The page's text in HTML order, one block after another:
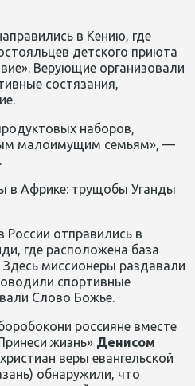
в Кению, где
детского приюта
Верующие организовали
состязания,
наборов,
малоимущим семьям», —
России отправились в
где расположена база
миссионеры раздавали
спортивные
Слово Божье.
россияне вместе
жизнь» Денисом
веры евангельской
обнаружили, что